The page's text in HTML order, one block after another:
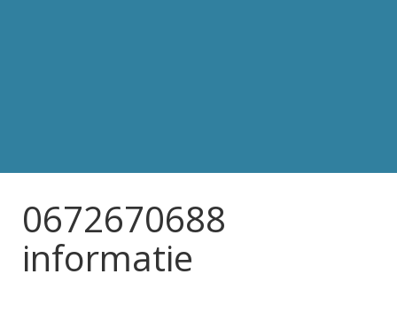
0672670688
informatie